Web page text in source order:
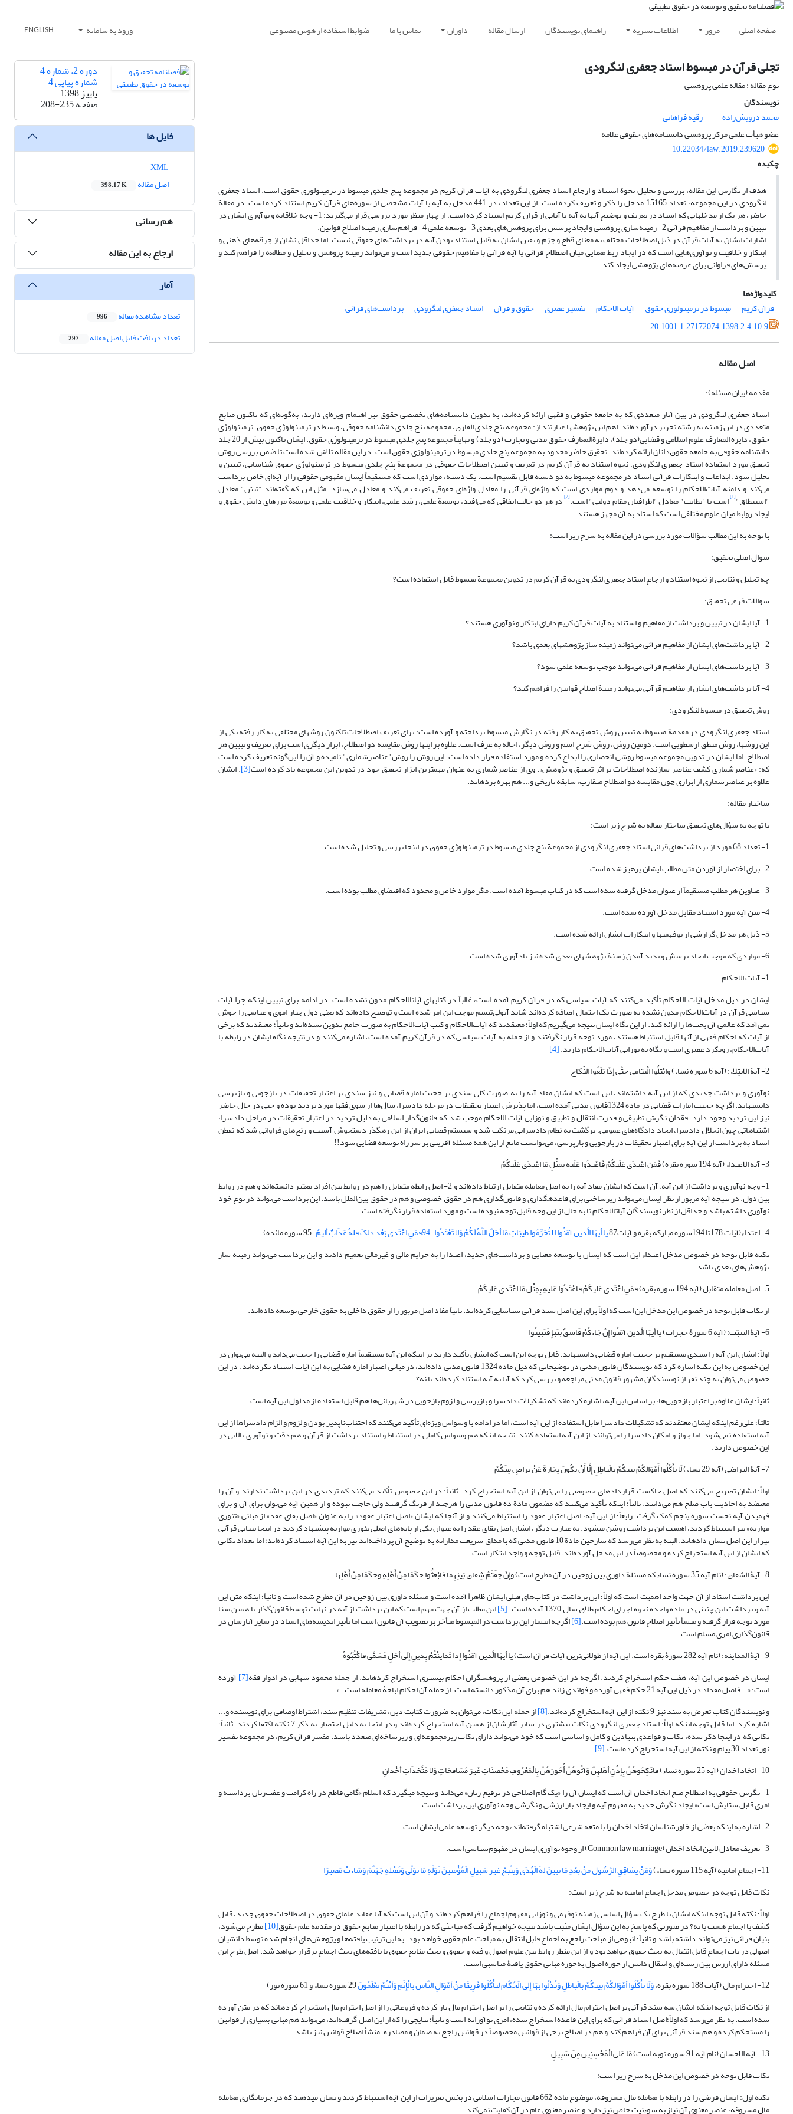
صفحه اصلی مرور اطلاعات نشریه راهنمای نویسندگان ارسال مقاله داوران تماس با ما ضوابط استفاده از هوش مصنوعی ورود به سامانه ENGLISH
تجلی قرآن در مبسوط استاد جعفری لنگرودی
نوع مقاله : مقاله علمی پژوهشی
نویسندگان
محمد درویش‌زاده
رقیه فراهانی
عضو هیأت علمی مرکز پژوهشی دانشنامه‌های حقوقی علامه
10.22034/law.2019.239620
چکیده
هدف از نگارش این مقاله، بررسی و تحلیل نحوة استناد و ارجاع استاد جعفری لنگرودی به آیات قرآن کریم در مجموعة پنج جلدی مبسوط در ترمینولوژی حقوق است. استاد جعفری
لنگرودی در این مجموعه، تعداد 15165 مدخل را ذکر و تعریف کرده است. از این تعداد، در 441 مدخل به آیه یا آیات مشخصی از سوره‌های قرآن کریم استناد کرده است. در مقالة
حاضر، هر یک از مدخلهایی که استاد در تعریف و توضیح آنها به آیه یا آیاتی از قران کریم استناد کرده است، از چهار منظر مورد بررسی قرار می‌گیرند: 1- وجه خلاقانه و نوآوری ایشان در
تبیین و برداشت از مفاهیم قرآنی 2- زمینه‌سازی پژوهشی و ایجاد پرسش برای پژوهش‌های بعدی 3- توسعه علمی 4- فراهم‌سازی زمینة اصلاح قوانین.
اشارات ایشان به آیات قرآن در ذیل اصطلاحات مختلف به معنای قطع و جزم و یقین ایشان به قابل استناد بودن آیه در برداشت‌های حقوقی نیست. اما حداقل نشان از جرقه‌های ذهنی و
ابتکار و خلاقیت و نوآوری‌هایی است که در ایجاد ربط معنایی میان اصطلاح قرآنی یا آیه قرآنی با مفاهیم حقوقی جدید است و می‌تواند زمینة پژوهش و تحلیل و مطالعه را فراهم کند و
پرسش‌های فراوانی برای عرصه‌های پژوهشی ایجاد کند.
کلیدواژه‌ها
قرآن کریم
مبسوط در ترمینولوژی حقوق آیات الاحکام تفسیر عصری حقوق و قرآن استاد جعفری لنگرودی
برداشت‌های قرآنی
20.1001.1.27172074.1398.2.4.10.9
اصل مقاله
مقدمه (بیان مسئله):
استاد جعفری لنگرودی در بین آثار متعددی که به جامعة حقوقی و فقهی ارائه کرده‌اند، به تدوین دانشنامه‌های تخصصی حقوق نیز اهتمام ویژه‌ای دارند، به‌گونه‌ای که تاکنون منابع
متعددی در این زمینه به رشته تحریر درآورده‌اند. اهم این پژوهشها عبارتند از: مجموعه پنج جلدی الفارق، مجموعه پنج جلدی دانشنامه حقوقی، وسیط در ترمینولوژی حقوق، ترمینولوژی
حقوق، دایره المعارف علوم اسلامی و قضایی(دو جلد)، دایرةالمعارف حقوق مدنی و تجارت (دو جلد) و نهایتاً مجموعه پنج جلدی مبسوط در ترمینولوژی حقوق. ایشان تاکنون بیش از 20 جلد
دانشنامة حقوقی به جامعة حقوق‌دانان ارائه کرده‌اند. تحقیق حاضر محدود به مجموعة پنج جلدی مبسوط در ترمینولوژی حقوق است. در این مقاله تلاش شده است تا ضمن بررسی روش
تحقیق مورد استفادة استاد جعفری لنگرودی، نحوة استناد به قرآن کریم در تعریف و تبیین اصطلاحات حقوقی در مجموعة پنج جلدی مبسوط در ترمینولوژی حقوق شناسایی، تبیین و
تحلیل شود. ابداعات و ابتکارات قرآنی استاد در مجموعة مبسوط به دو دسته قابل تقسیم است. یک دسته، مواردی است که مستقیماً ایشان مفهومی حقوقی را از آیه‌ای خاص برداشت
می‌کند و دامنه آیات‌الاحکام را توسعه می‌دهد و دوم مواردی است که واژه‌ای قرآنی را معادل واژه‌ای حقوقی تعریف می‌کند و معادل می‌سازد. مثل این که گفته‌اند "تبیّن" معادل
"استنطاق"[1] است یا "بطانت" معادل "اطرافیان مقام دولتی" است.[2] در هر دو حالت اتفاقی که می‌افتد، توسعة علمی، رشد علمی، ابتکار و خلاقیت علمی و توسعة مرزهای دانش حقوق و
ایجاد روابط میان علوم مختلفی است که استاد به آن مجهز هستند.
با توجه به این مطالب سؤالات مورد بررسی در این مقاله به شرح زیر است:
سوال اصلی تحقیق:
چه تحلیل و نتایجی از نحوة استناد و ارجاع استاد جعفری لنگرودی به قرآن کریم در تدوین مجموعة مبسوط قابل استفاده است؟
سوالات فرعی تحقیق:
1- آیا ایشان در تبیین و برداشت از مفاهیم و استناد به آیات قرآن کریم دارای ابتکار و نوآوری هستند؟
2- آیا برداشت‌های ایشان از مفاهیم قرآنی می‌تواند زمینه ساز پژوهشهای بعدی باشد؟
3- آیا برداشت‌های ایشان از مفاهیم قرآنی می‌تواند موجب توسعة علمی شود؟
4- آیا برداشت‌های ایشان از مفاهیم قرآنی می‌تواند زمینة اصلاح قوانین را فراهم کند؟
روش تحقیق در مبسوط لنگرودی:
استاد جعفری لنگرودی در مقدمة مبسوط به تبیین روش تحقیق به کار رفته در نگارش مبسوط پرداخته و آورده است: برای تعریف اصطلاحات تاکنون روشهای مختلفی به کار رفته یکی از
این روشها، روش منطق ارسطویی است. دومین روش، روش شرح اسم و روش دیگر، احاله به عرف است. علاوه بر اینها روش مقایسه دو اصطلاح، ابزار دیگری است برای تعریف و تبیین هر
اصطلاح. اما ایشان در تدوین مجموعة مبسوط روشی انحصاری را ابداع کرده و مورد استفاده قرار داده است. این روش را روش"عناصرشماری" نامیده و آن را این‌گونه تعریف کرده است
که: «عناصرشماری کشف عناصر سازندة اصطلاحات بر اثر تحقیق و پژوهش». وی از عناصرشماری به عنوان مهمترین ابزار تحقیق خود در تدوین این مجموعه یاد کرده است[3] . ایشان
علاوه بر عناصرشماری از ابزاری چون مقایسة دو اصطلاح متقارب، سابقه تاریخی و... هم بهره برده­اند.
ساختار مقاله:
با توجه به سؤال‌های تحقیق ساختار مقاله به شرح زیر است؛
1- تعداد 68 مورد از برداشت‌های قرانی استاد جعفری لنگرودی از مجموعة پنج جلدی مبسوط در ترمینولوژی حقوق در اینجا بررسی و تحلیل شده است.
2- برای اختصار از آوردن متن مطالب ایشان پرهیز شده است.
3- عناوین هر مطلب مستقیماً از عنوان مدخل گرفته شده است که در کتاب مبسوط آمده است. مگر موارد خاص و محدود که اقتضای مطلب بوده است.
4- متن آیه مورد استناد مقابل مدخل آورده شده است.
5- ذیل هر مدخل گزارشی از نوفهمی­ها و ابتکارات ایشان ارائه شده است.
6- مواردی که موجب ایجاد پرسش و پدید آمدن زمینة پژوهش­های بعدی شده نیز یادآوری شده است.
1- آیات الاحکام
ایشان در ذیل مدخل آیات الاحکام تأکید می‌کنند که آیات سیاسی که در قرآن کریم آمده است، غالباً در کتابهای آیات­الاحکام مدون نشده است. در ادامه برای تبیین اینکه چرا آیات
سیاسی قرآن در آیات‌الاحکام مدون نشده به صورت یک احتمال اضافه کرده‌اند شاید آپولی‌تیسم موجب این امر شده است و توضیح داده‌اند که یعنی دول جبار اموی و عباسی را خوش
نمی‌آمد که عالمی آن بحث‌ها را ارائه کند. از این نگاه ایشان نتیجه می‌گیریم که اولاً؛ معتقدند که آیات‌الاحکام و کتب آیات‌الاحکام به صورت جامع تدوین نشده‌اند و ثانیاً؛ معتقدند که برخی
از آیات که احکام فقهی از آنها قابل استنباط هستند، مورد توجه قرار نگرفتند و از جمله به آیات سیاسی که در قرآن کریم آمده است، اشاره می‌کنند و در نتیجه نگاه ایشان در رابطه با
آیات‌الاحکام، رویکرد عصری است و نگاه به نوزایی آیات‌الاحکام دارند.[4]
2- آیۀ الاِبتِلاء: (آیه 6 سوره نساء) وَابْتَلُوا الْیتَامَى حَتَّى إِذَا بَلَغُوا النِّکَاح
نوآوری و برداشت جدیدی که از این آیه داشته‌اند، این است که ایشان مفاد آیه را به صورت کلی سندی بر حجیت اماره قضایی و نیز سندی بر اعتبار تحقیقات در بازجویی و بازپرسی
دانسته­اند. اگرچه حجیت امارات قضایی در ماده 1324قانون مدنی آمده است، اما پذیرش اعتبار تحقیقات در مرحله دادسرا، سال‌ها از سوی فقها مورد تردید بوده و حتی در حال حاضر
نیز این تردید وجود دارد. فقدان نگرش تطبیقی و قدرت انتقال و تطبیق و نوزایی آیات الاحکام موجب شد که قانون‌گذار اسلامی به دلیل تردید در اعتبار تحقیقات در مراحل دادسرا،
اشتباهاتی چون انحلال دادسرا، ایجاد دادگاه‌های عمومی، برگشت به نظام دادسرایی مرتکب شد و سیستم قضایی ایران از این رهگذر دستخوش آسیب و رنج‌های فراوانی شد که تفطن
استاد به برداشت از این آیه برای اعتبار تحقیقات در بازجویی و بازپرسی، می‌توانست مانع از این همه مسئله آفرینی بر سر راه توسعة قضایی شود!!
3- آیه الاعتداء (آیه 194 سوره بقره) فَمَنِ اعْتَدَى عَلَیکُمْ فَاعْتَدُوا عَلَیهِ بِمِثْلِ مَا اعْتَدَى عَلَیکُمْ
1- وجه نوآوری و برداشت از این آیه، آن است که ایشان مفاد آیه را به اصل معامله متقابل ارتباط داده‌اند و 2- اصل رابطه متقابل را هم در روابط بین افراد معتبر دانسته‌اند و هم در روابط
بین دول. در نتیجه آیه مزبور از نظر ایشان می‌تواند زیرساختی برای قاعده­گذاری و قانون‌گذاری هم در حقوق خصوصی و هم در حقوق بین‌الملل باشد. این برداشت می‌تواند در نوع خود
نوآوری داشته باشد و حداقل از نظر نویسندگان آیات­الاحکام تا به حال از این وجه قابل توجه نبوده است و مورد استفاده قرار نگرفته است.
4- اعتداء(آیات 178تا 194سوره مبارکه بقره و آیات87
یا أَیهَا الَّذِینَ آمَنُوا لَا تُحَرِّمُوا طَیبَاتِ مَا أَحَلَّ اللَّهُ لَکُمْ وَلَا تَعْتَدُوا-94فَمَنِ اعْتَدَى بَعْدَ ذَلِکَ فَلَهُ عَذَابٌ أَلِیمٌ
-95 سوره مائده)
نکته قابل توجه در خصوص مدخل اعتداء این است که ایشان با توسعة معنایی و برداشت‌های جدید، اعتدا را به جرایم مالی و غیرمالی تعمیم دادند و این برداشت می‌تواند زمینه ساز
پژوهش‌های بعدی باشد.
5- اصل معاملة متقابل (آیه 194 سوره بقره) فَمَنِ اعْتَدَى عَلَیکُمْ فَاعْتَدُوا عَلَیهِ بِمِثْلِ مَا اعْتَدَى عَلَیکُمْ
از نکات قابل توجه در خصوص این مدخل این است که اولاً برای این اصل سند قرآنی شناسایی کرده‌اند. ثانیاً مفاد اصل مزبور را از حقوق داخلی به حقوق خارجی توسعه داده‌اند.
6- آیۀ التثبّت: (آیه 6 سورۀ حجرات) یا أَیهَا الَّذِینَ آمَنُوا إِنْ جَاءَکُمْ فَاسِقٌ بِنَبَإٍ فَتَبَینُوا
اولاً؛ ایشان این آیه را سندی مستقیم بر حجیت اماره قضایی دانسته­اند. قابل توجه این است که ایشان تأکید دارند بر اینکه این آیه مستقیماً اماره قضایی را حجت می‌داند و البته می‌توان در
این خصوص به این نکته اشاره کرد که نویسندگان قانون مدنی در توضیحاتی که ذیل ماده 1324 قانون مدنی داده‌اند، در مبانی اعتبار اماره قضایی به این آیات استناد نکرده‌اند. در این
خصوص می‌توان به چند نفر از نویسندگان مشهور قانون مدنی مراجعه و بررسی کرد که آیا به آیه استناد کرده‌اند یا نه؟
ثانیاً؛ ایشان علاوه بر اعتبار بازجویی‌ها، بر اساس این آیه، اشاره کرده‌اند که تشکیلات دادسرا و بازپرسی و لزوم بازجویی در شهربانی‌ها هم قابل استفاده از مدلول این آیه است.
ثالثاً؛ علی‌رغم اینکه ایشان معتقدند که تشکیلات دادسرا قابل استفاده از این آیه است، اما در ادامه با وسواس ویژه‌ای تأکید می‌کنند که اجتناب‌ناپذیر بودن و لزوم و الزام دادسراها از این
آیه استفاده نمی‌شود. اما جواز و امکان دادسرا را می‌توانند از این آیه استفاده کنند. نتیجه اینکه هم وسواس کاملی در استنباط و استناد برداشت از قرآن و هم دقت و نوآوری بالایی در
این خصوص دارند.
7- آیۀ التراضی (آیه 29 نساء) لَا تَأْکُلُوا أَمْوَالَکُمْ بَینَکُمْ بِالْبَاطِلِ إِلَّا أَنْ تَکُونَ تِجَارَةً عَنْ تَرَاضٍ مِنْکُمْ
اولاً؛ ایشان تصریح می‌کنند که اصل حاکمیت قراردادهای خصوصی را می‌توان از این آیه استخراج کرد. ثانیاً؛ در این خصوص تأکید می‌کنند که تردیدی در این برداشت ندارند و آن را
معتضد به احادیث باب صلح هم می‌دانند. ثالثاً؛ اینکه تأکید می‌کنند که مضمون مادة ده قانون مدنی را هرچند از فرنگ گرفتند ولی حاجت نبوده و از همین آیه می‌توان برای آن و برای
فهمیدن آیه نخست سوره پنجم کمک گرفت. رابعاً؛ از این آیه، اصل اعتبار عقود را استنباط می‌کنند و از آنجا که ایشان «اصل اعتبار عقود» را به عنوان «اصل بقای عقد» از مبانی «تئوری
موازنه» نیز استنباط کردند، اهمیت این برداشت روشن می­شود. به عبارت دیگر، ایشان اصل بقای عقد را به عنوان یکی از پایه‌های اصلی تئوری موازنه پیشنهاد کردند در اینجا بنیانی قرآنی
نیز از این اصل نشان داده­اند. البته به نظر می‌رسد که شارحین مادة 10 قانون مدنی که با مذاق شریعت مدارانه به توضیح آن پرداخته‌اند نیز به این آیه استناد کرده‌اند؛ اما تعداد نکاتی
که ایشان از این آیه استخراج کرده و مخصوصاً در این مدخل آورده‌اند، قابل توجه و واجد ابتکار است.
8- آیۀ الشقاق: (نام آیه 35 سوره نساء که مسئلة داوری بین زوجین در آن مطرح است) وَإِنْ خِفْتُمْ شِقَاقَ بَینِهِمَا فَابْعَثُوا حَکَمًا مِنْ أَهْلِهِ وَحَکَمًا مِنْ أَهْلِهَا
این برداشت استاد از آن جهت واجد اهمیت است که اولاً؛ این برداشت در کتاب‌های قبلی ایشان ظاهراً آمده است و مسئله داوری بین زوجین در آن مطرح شده است و ثانیاً؛ اینکه متن این
آیه و برداشت این چنینی در ماده واحده نحوه اجرای احکام طلاق سال 1370 آمده است. [5] این مطلب از آن جهت مهم است که این برداشت از آیه در نهایت توسط قانون‌گذار با همین مبنا
مورد توجه قرار گرفته و منشأ تأثیر اصلاح قانون هم بوده است.[6] اگرچه انتشار این برداشت در المبسوط متأخر بر تصویب آن قانون است اما تأثیر اندیشه‌های استاد در سایر آثارشان در
قانون‌گذاری امری مسلم است.
9- آیۀ المداینه: (نام آیه 282 سورۀ بقره است. این آیه از طولانی‌ترین آیات قرآن است) یا أَیهَا الَّذِینَ آمَنُوا إِذَا تَدَاینْتُمْ بِدَینٍ إِلَى أَجَلٍ مُسَمًّى فَاکْتُبُوهُ
ایشان در خصوص این آیه، هفت حکم استخراج کردند. اگرچه در این خصوص بعضی از پژوهشگران احکام بیشتری استخراج کرده­اند. از جمله محمود شهابی در ادوار فقه[7] آورده
است: «...فاضل مقداد در ذیل این آیه 21 حکم فقهی آورده و فوائدی زائد هم برای آن مذکور دانسته است. از جمله آن احکام اباحۀ معامله است..»
و نویسندگان کتاب تعرض به سند نیز 9 نکته از این آیه استخراج کرده‌اند.
[8] از جملة این نکات، می‌توان به ضرورت کتابت دین، تشریفات تنظیم سند، اشتراط اوصافی برای نویسنده و...
اشاره کرد. اما قابل توجه اینکه اولاً؛ استاد جعفری لنگرودی نکات بیشتری در سایر آثارشان از همین آیه استخراج کرده‌اند و در اینجا به دلیل اختصار به ذکر 7 نکته اکتفا کردند. ثانیاً؛
نکاتی که در اینجا ذکر شده، نکات و قواعدی بنیادین و کامل و اساسی است که خود می‌تواند دارای نکات زیرمجموعه‌ای و زیرشاخه‌ای متعدد باشد. مفسر قرآن کریم، در مجموعة تفسیر
نور تعداد 30 پیام و نکته از این آیه استخراج کرده‌است.
[9]
10- اتخاذ اخدان (آیه 25 سوره نساء) فَانْکِحُوهُنَّ بِإِذْنِ أَهْلِهِنَّ وَآتُوهُنَّ أُجُورَهُنَّ بِالْمَعْرُوفِ مُحْصَنَاتٍ غَیرَ مُسَافِحَاتٍ وَلَا مُتَّخِذَاتِ أَخْدَانٍ
1- نگرش حقوقی به اصطلاح منع اتخاذ اخدان آن است که ایشان آن را «یک گام اصلاحی در ترفیع زنان» می‌داند و نتیجه می­گیرد که اسلام «گامی قاطع در راه کرامت و عفت‌زنان برداشته و
امری قابل ستایش است» ایجاد نگرش جدید به مفهوم آیه و ایجاد بار ارزشی و نگرشی وجه نوآوری این برداشت است.
2- اشاره به اینکه بعضی از خاورشناسان اتخاذ اخدان را با متعه شرعی اشتباه گرفته‌اند، وجه دیگر توسعه علمی ایشان است.
3- تعریف معادل لاتین اتخاذ اخدان (Common law marriage) از وجوه نوآوری ایشان در مفهوم‌شناسی است.
11- اجماع امامیه (آیه 115 سوره نساء)
وَمَنْ یشَاقِقِ الرَّسُولَ مِنْ بَعْدِ مَا تَبَینَ لَهُ الْهُدَى وَیتَّبِعْ غَیرَ سَبِیلِ الْمُؤْمِنِینَ نُوَلِّهِ مَا تَوَلَّى وَنُصْلِهِ جَهَنَّمَ وَسَاءَتْ مَصِیرًا
نکات قابل توجه در خصوص مدخل اجماع امامیه به شرح زیر است:
اولاً؛ نکته قابل توجه اینکه ایشان با طرح یک سؤال اساسی زمینه نوفهمی و نوزایی مفهوم اجماع را فراهم کرده‌اند و آن این است که آیا عقاید علمای حقوق در اصطلاحات حقوق جدید، قابل
کشف با اجماع هست یا نه؟ در صورتی که پاسخ به این سؤال ایشان مثبت باشد نتیجه خواهیم گرفت که مباحثی که در رابطه با اعتبار منابع حقوق در مقدمه علم حقوق[10] مطرح می‌شود،
بنیان قرآنی نیز می‌تواند داشته باشد و ثانیاً؛ انبوهی از مباحث راجع به اجماع قابل انتقال به مباحث علم حقوق خواهد بود. به این ترتیب یافته‌ها و پژوهش‌های انجام شده توسط دانشیان
اصولی در باب اجماع قابل انتقال به بحث حقوق خواهد بود و از این منظر روابط بین علوم اصول و فقه و حقوق و بحث منابع حقوق با یافته‌های بحث اجماع برقرار خواهد شد. اصل طرح این
مسئله دارای ارزش بین رشته‌ای و انتقال دانش از حوزه اصول به‌حوزه مبانی حقوق یافتۀ مناسبی است.
12- احترام مال (آیات 188 سوره بقره،
وَلَا تَأْکُلُوا أَمْوَالَکُمْ بَینَکُمْ بِالْبَاطِلِ وَتُدْلُوا بِهَا إِلَى الْحُکَّامِ لِتَأْکُلُوا فَرِیقًا مِنْ أَمْوَالِ النَّاسِ بِالْإِثْمِ وَأَنْتُمْ تَعْلَمُونَ29 سوره نساء و 61 سوره نور)
از نکات قابل توجه اینکه ایشان سه سند قرآنی بر اصل احترام مال ارائه کرده و نتایجی را بر اصل احترام مال بار کرده و فروعاتی را از اصل احترام مال استخراج کرده­اند که در متن آورده
شده است. به نظر می‌رسد که اولاً؛اصل اسناد قرآنی که برای این قاعده استخراج شده، امری نوآورانه است و ثانیاً؛ نتایجی را که از این اصل گرفته‌اند، می‌تواند هم مبانی بسیاری از قوانین
را مستحکم کرده و هم سند قرآنی برای آن فراهم کند و هم در اصلاح برخی از قوانین مخصوصاً در قوانین راجع به ضمان و مصادره، منشأ اصلاح قوانین نیز باشد.
13- آیه الاحسان (نام آیه 91 سوره توبه است) مَا عَلَى الْمُحْسِنِینَ مِنْ سَبِیلٍ
نکات قابل توجه در خصوص این مدخل به شرح زیر است:
نکته اول: ایشان فرضی را در رابطه با معاملة مال مسروقه، موضوع ماده 662 قانون مجازات اسلامی در بخش تعزیرات از این آیه استنباط کردند و نشان می­دهند که در جرم­انگاری معاملة
مال مسروقه، عنصر معنوی آن نیاز به سوءنیت خاص نیز دارد و عنصر معنوی عام در آن کفایت نمی‌کند.
دوره 2، شماره 4 -
شماره پیاپی 4
پاییز 1398
صفحه208-235
فایل ها
اصل مقاله
398.17 K
هم رسانی
ارجاع به این مقاله
آمار
تعداد مشاهده مقاله 996
تعداد دریافت فایل اصل مقاله 297